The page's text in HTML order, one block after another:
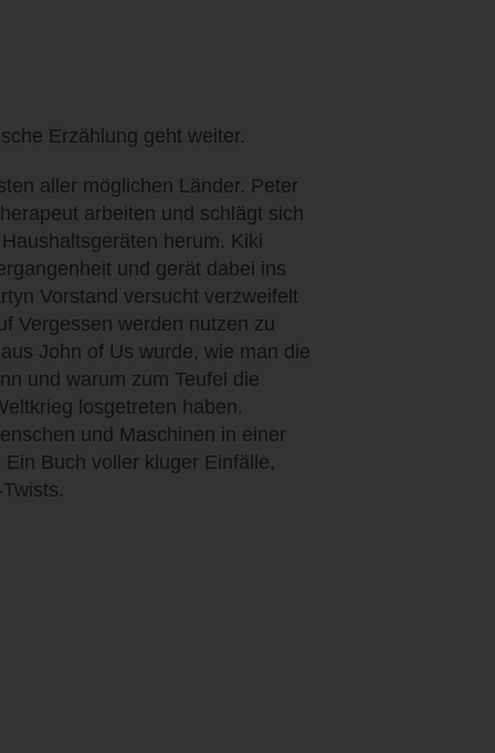
Erzählung geht weiter.
aller möglichen Länder. Peter
arbeiten und schlägt sich
herum. Kiki
und gerät dabei ins
Vorstand versucht verzweifelt
Vergessen werden nutzen zu
John of Us wurde, wie man die
und warum zum Teufel die
losgetreten haben.
und Maschinen in einer
Buch voller kluger Einfälle,